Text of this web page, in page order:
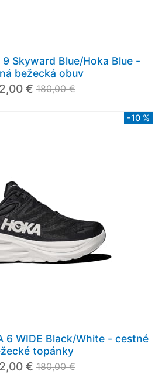
9 Skyward Blue/Hoka Blue -
bežecká obuv
€ 180,00 €
-10 %
6 WIDE Black/White - cestné
topánky
€ 180,00 €